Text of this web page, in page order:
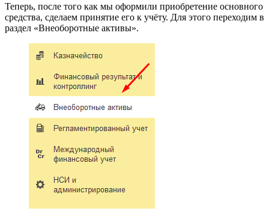
Теперь, после того как мы оформили приобретение основного
средства, сделаем принятие его к учёту. Для этого переходим в
раздел «Внеоборотные активы».